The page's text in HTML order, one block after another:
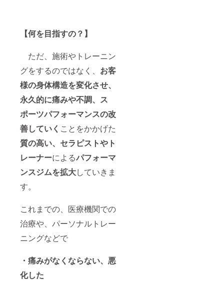
【何を目指すの？】
ただ、施術やトレーニン
グをするのではなく、 お客
様の身体構造を変化させ、
永久的に痛みや不調、ス
ポーツパフォーマンスの改
善していく ことをかかげた
質の高い、セラピストやト
レーナーによるパフォーマ
ンスジムを拡大していきま
す。
これまでの、医療機関での
治療や、パーソナルトレー
ニングなどで
・痛みがなくならない、悪
化した